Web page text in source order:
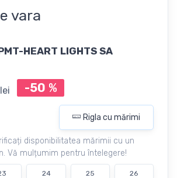
vara
HEART LIGHTS SA
lei -50 %
Rigla cu mărimi
disponibilitatea mărimii cu un
Vă mulțumim pentru întelegere!
24 25 26